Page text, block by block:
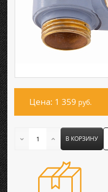
Цена: 1 359 руб.
В КОРЗИНУ